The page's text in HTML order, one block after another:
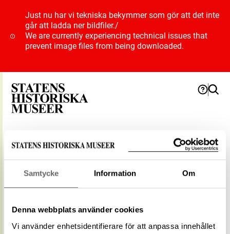
Samtycke Information Om
Denna webbplats använder cookies
Vi använder enhetsidentifierare för att anpassa innehållet
Just nu har vi tekniska bekymmer som gör att det inte
går att ladda ner bildfiler./
We are currently experiencing technical issues that
prevent image files from being downloaded.
Geografi
Ryd
Typ
Plats
Vidare
Glömminge socken